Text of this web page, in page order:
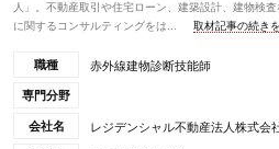
人」。不動産取引や住宅ローン、建築設計、建物検
に関するコンサルティングをは...
取材記事の続き
職種 赤外線建物診断技能師
専門分野
会社名 レジデンシャル不動産法人株式会